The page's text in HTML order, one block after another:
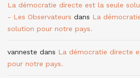
La démocratie directe est la seule
- Les Observateurs dans La
solution pour notre pays.
vanneste dans La démocratie directe
pour notre pays.